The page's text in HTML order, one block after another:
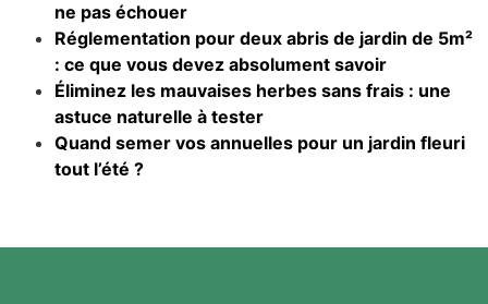
ne pas échouer
Réglementation pour deux abris de jardin de 5m²
: ce que vous devez absolument savoir
Éliminez les mauvaises herbes sans frais : une
astuce naturelle à tester
Quand semer vos annuelles pour un jardin fleuri
tout l’été ?